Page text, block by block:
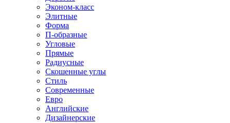
Эконом-класс
Элитные
Форма
П-образные
Угловые
Прямые
Радиусные
Скошенные углы
Стиль
Современные
Евро
Английские
Дизайнерские